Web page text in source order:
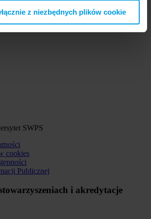
z niezbędnych plików cookie
SWPS
cookies
Publicznej
i akredytacje